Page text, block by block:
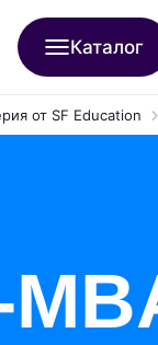
Каталог
от SF Education